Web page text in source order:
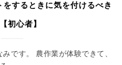
をするときに気を付けるべき
初心者】